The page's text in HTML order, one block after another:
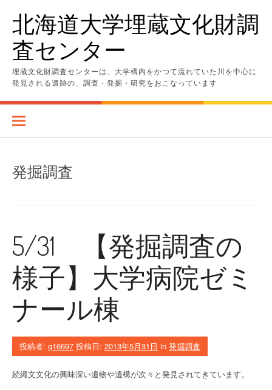
ッ
北海道大学埋蔵文化財調
査センター
埋蔵文化財調査センターは、大学構内をかつて流れていた川を中心に
発見される遺跡の、調査・発掘・研究をおこなっています
発掘調査
5/31 【発掘調査の
様子】大学病院ゼミ
ナール棟
投稿者: q16697 投稿日: 2013年5月31日 in 発掘調査
続縄文文化の興味深い遺物や遺構が次々と発見されてきています。